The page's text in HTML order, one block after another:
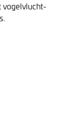
vogelvlucht-